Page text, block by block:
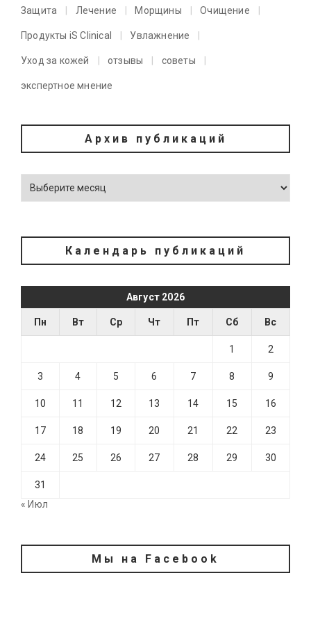
Защита Лечение Морщины Очищение
Продукты iS Clinical Увлажнение
Уход за кожей отзывы советы
экспертное мнение
Архив публикаций
Календарь публикаций
Август 2026
Пн Вт Ср Чт Пт Сб Вс
1 2
3 4 5 6 7 8 9
10 11 12 13 14 15 16
17 18 19 20 21 22 23
24 25 26 27 28 29 30
31
« Июл
Мы на Facebook